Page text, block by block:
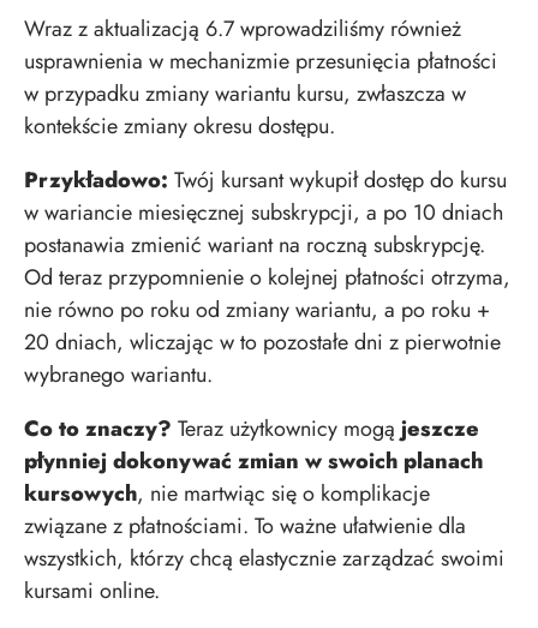
Wraz z aktualizacją 6.7 wprowadziliśmy również
usprawnienia w mechanizmie przesunięcia płatności
w przypadku zmiany wariantu kursu, zwłaszcza w
kontekście zmiany okresu dostępu.
Przykładowo: Twój kursant wykupił dostęp do kursu
w wariancie miesięcznej subskrypcji, a po 10 dniach
postanawia zmienić wariant na roczną subskrypcję.
Od teraz przypomnienie o kolejnej płatności otrzyma,
nie równo po roku od zmiany wariantu, a po roku +
20 dniach, wliczając w to pozostałe dni z pierwotnie
wybranego wariantu.
Co to znaczy? Teraz użytkownicy mogąjeszcze
płynniej dokonywać zmian w swoich planach
kursowych, nie martwiąc się o komplikacje
związane z płatnościami. To ważne ułatwienie dla
wszystkich, którzy chcą elastycznie zarządzać swoimi
kursami online.